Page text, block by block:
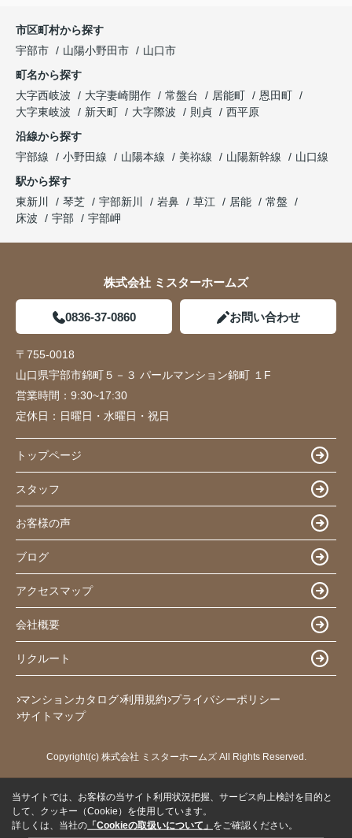
市区町村から探す
宇部市
山陽小野田市
山口市
町名から探す
大字西岐波
大字妻崎開作 常盤台 居能町
恩田町
大字東岐波
新天町 大字際波 則貞
西平原
沿線から探す
宇部線
小野田線 山陽本線 美祢線 山陽新幹線
山口線
駅から探す
東新川
琴芝 宇部新川 岩鼻 草江 居能
常盤
床波
宇部 宇部岬
株式会社 ミスターホームズ
0836-37-0860 お問い合わせ
〒755-0018
山口県宇部市錦町５－３ パールマンション錦町 １F
営業時間： 9:30~17:30
定休日： 日曜日・水曜日・祝日
トップページ
スタッフ
お客様の声
ブログ
アクセスマップ
会社概要
リクルート
マンションカタログ 利用規約 プライバシーポリシー
サイトマップ
Copyright(c) 株式会社 ミスターホームズ All Rights Reserved.
当サイトでは、お客様の当サイト利用状況把握、サービス向上検討を目的と
して、クッキー（Cookie）を使用しています。
詳しくは、当社の 「Cookieの取扱いについて」 をご確認ください。